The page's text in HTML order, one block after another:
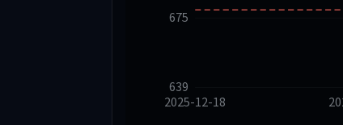
675
639
2025-12-18